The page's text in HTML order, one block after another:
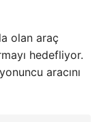
olan araç
hedefliyor.
aracını